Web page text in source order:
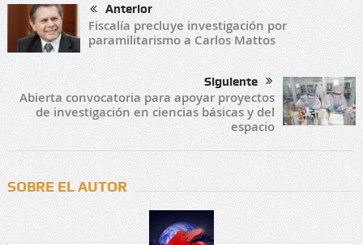
Anterior
Fiscalía precluye investigación por
paramilitarismo a Carlos Mattos
Siguiente
Abierta convocatoria para apoyar proyectos
de investigación en ciencias básicas y del
espacio
SOBRE EL AUTOR